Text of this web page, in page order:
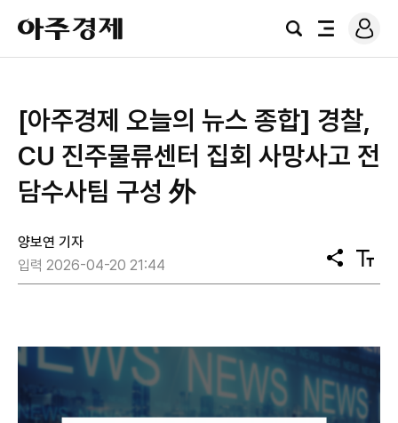
아
주
경
검
전
로
그
[아주경제 오늘의 뉴스 종합] 경찰,
CU 진주물류센터 집회 사망사고 전
담수사팀 구성 外
양보연 기자
입력 2026-04-20 21:44
공
유
텍
스